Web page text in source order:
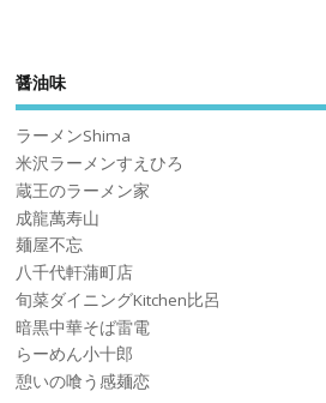
醤油味
ラーメンShima
米沢ラーメンすえひろ
蔵王のラーメン家
成龍萬寿山
麺屋不忘
八千代軒蒲町店
旬菜ダイニングKitchen比呂
暗黒中華そば雷電
らーめん小十郎
憩いの喰う感麺恋